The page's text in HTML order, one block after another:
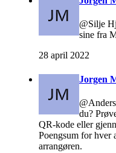
@Silje
sine fra
28 april 2022
Jorgen
du?
QR-kode eller
Poengsum for hver
arrangøren.